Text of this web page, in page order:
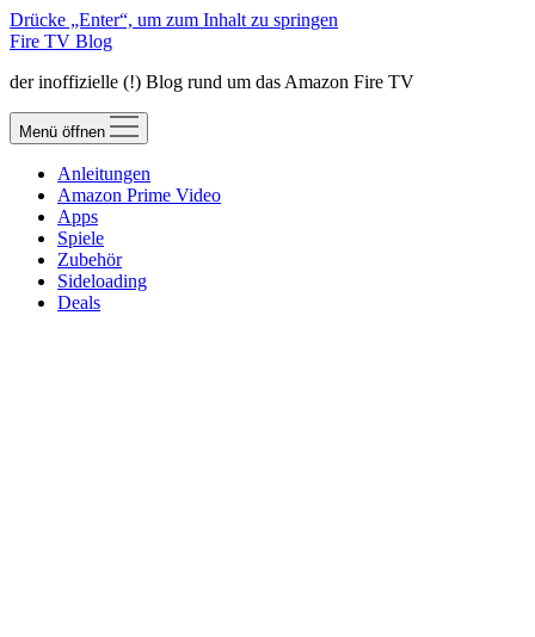
Drücke „Enter“, um zum Inhalt zu springen
Fire TV Blog
der inoffizielle (!) Blog rund um das Amazon Fire TV
Menü öffnen
Anleitungen
Amazon Prime Video
Apps
Spiele
Zubehör
Sideloading
Deals